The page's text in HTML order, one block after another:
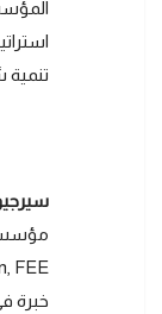
سيرجيو
خبرة